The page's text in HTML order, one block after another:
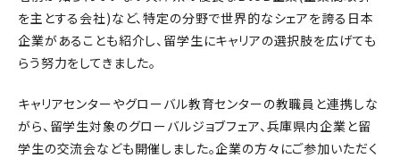
を主とする会社)など、特定の分野で世界的なシェアを誇る日本
企業があることも紹介し、留学生にキャリアの選択肢を広げても
らう努力をしてきました。
キャリアセンターやグローバル教育センターの教職員と連携しな
がら、留学生対象のグローバルジョブフェア、兵庫県内企業と留
学生の交流会なども開催しました。企業の方々にご参加いただく